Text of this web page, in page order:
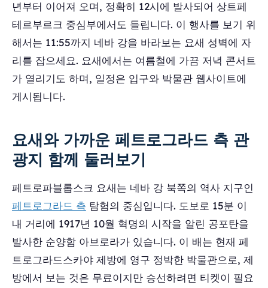
년부터 이어져 오며, 정확히 12시에 발사되어 상트페
테르부르크 중심부에서도 들립니다. 이 행사를 보기 위
해서는 11:55까지 네바 강을 바라보는 요새 성벽에 자
리를 잡으세요. 요새에서는 여름철에 가끔 저녁 콘서트
가 열리기도 하며, 일정은 입구와 박물관 웹사이트에
게시됩니다.
요새와 가까운 페트로그라드 측 관
광지 함께 둘러보기
페트로파블롭스크 요새는 네바 강 북쪽의 역사 지구인
페트로그라드 측 탐험의 중심입니다. 도보로 15분 이
내 거리에 1917년 10월 혁명의 시작을 알린 공포탄을
발사한 순양함 아브로라가 있습니다. 이 배는 현재 페
트로그라드스카야 제방에 영구 정박한 박물관으로, 제
방에서 보는 것은 무료이지만 승선하려면 티켓이 필요